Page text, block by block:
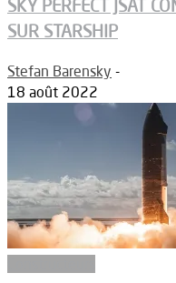
SKY PERFECT JSAT
SUR STARSHIP
Stefan Barensky -
18 août 2022